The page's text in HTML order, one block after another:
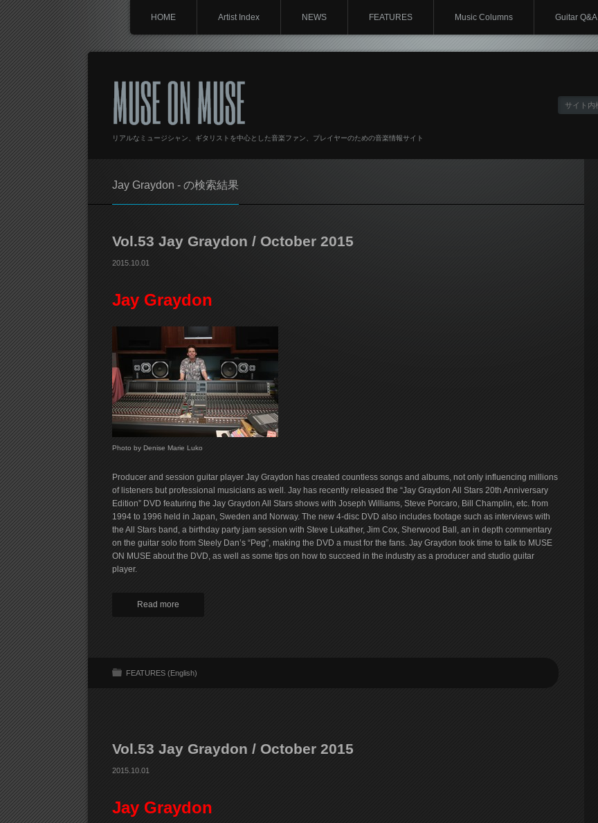
HOME Artist Index NEWS FEATURES Music Columns Guitar Q&A
MUSE ON MUSE
リアルなミュージシャン、ギタリストを中心とした音楽ファン、プレイヤーのための音楽情報サイト
Jay Graydon - の検索結果
Vol.53 Jay Graydon / October 2015
2015.10.01
Jay Graydon
Photo by Denise Marie Luko
Producer and session guitar player Jay Graydon has created countless songs and albums, not only influencing millions
of listeners but professional musicians as well. Jay has recently released the “Jay Graydon All Stars 20th Anniversary
Edition” DVD featuring the Jay Graydon All Stars shows with Joseph Williams, Steve Porcaro, Bill Champlin, etc. from
1994 to 1996 held in Japan, Sweden and Norway. The new 4-disc DVD also includes footage such as interviews with
the All Stars band, a birthday party jam session with Steve Lukather, Jim Cox, Sherwood Ball, an in depth commentary
on the guitar solo from Steely Dan’s “Peg”, making the DVD a must for the fans. Jay Graydon took time to talk to MUSE
ON MUSE about the DVD, as well as some tips on how to succeed in the industry as a producer and studio guitar
player.
Read more
FEATURES (English)
Vol.53 Jay Graydon / October 2015
2015.10.01
Jay Graydon